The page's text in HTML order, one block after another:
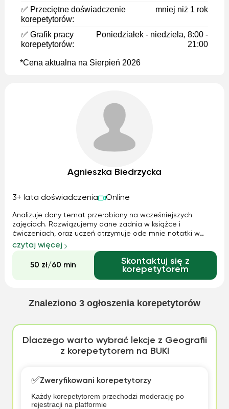
✅ Przeciętne doświadczenie
korepetytorów:
mniej niż 1 rok
✅ Grafik pracy
korepetytorów:
Poniedziałek - niedziela, 8:00 -
21:00
*Cena aktualna na Sierpień 2026
Agnieszka Biedrzycka
3+ lata doświadczenia Online
Analizuje dany temat przerobiony na wcześniejszych
zajęciach. Rozwiązujemy dane zadnia w książce i
ćwiczeniach, oraz uczeń otrzymuje ode mnie notatki w
postaci najważniejszych informacji, które musi pamiętać po
danym temacie. Na następnych zajęciach wiedza zostaje
przeze mnie zweryfikowana
czytaj więcej
50 zł/60 min
Skontaktuj się z
korepetytorem
Znaleziono 3 ogłoszenia korepetytorów
Dlaczego warto wybrać lekcje z Geografii
z korepetytorem na BUKI
✅Zweryfikowani korepetytorzy
Każdy korepetytorem przechodzi moderację po
rejestracji na platformie